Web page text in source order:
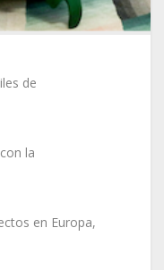
de
la
en Europa,